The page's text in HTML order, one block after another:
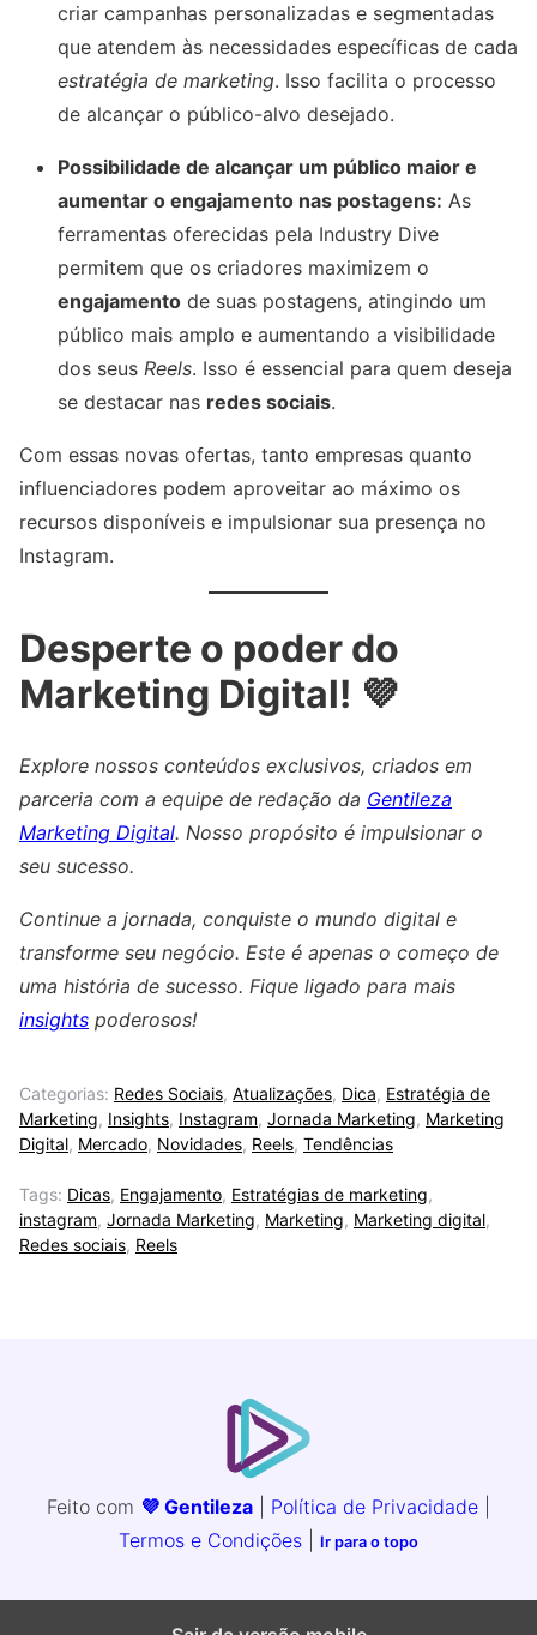
criar campanhas personalizadas e segmentadas
que atendem às necessidades específicas de cada
estratégia de marketing. Isso facilita o processo
de alcançar o público-alvo desejado.
Possibilidade de alcançar um público maior e
aumentar o engajamento nas postagens: As
ferramentas oferecidas pela Industry Dive
permitem que os criadores maximizem o
engajamento de suas postagens, atingindo um
público mais amplo e aumentando a visibilidade
dos seus Reels. Isso é essencial para quem deseja
se destacar nas redes sociais.
Com essas novas ofertas, tanto empresas quanto
influenciadores podem aproveitar ao máximo os
recursos disponíveis e impulsionar sua presença no
Instagram.
Desperte o poder do
Marketing Digital! 💜
Explore nossos conteúdos exclusivos, criados em
parceria com a equipe de redação da Gentileza
Marketing Digital. Nosso propósito é impulsionar o
seu sucesso.
Continue a jornada, conquiste o mundo digital e
transforme seu negócio. Este é apenas o começo de
uma história de sucesso. Fique ligado para mais
insights poderosos!
Categorias: Redes Sociais, Atualizações, Dica, Estratégia de
Marketing, Insights, Instagram, Jornada Marketing, Marketing
Digital, Mercado, Novidades, Reels, Tendências
Tags: Dicas, Engajamento, Estratégias de marketing,
instagram, Jornada Marketing, Marketing, Marketing digital,
Redes sociais, Reels
Feito com 💜 Gentileza Política de Privacidade
Termos e Condições
Ir para o topo